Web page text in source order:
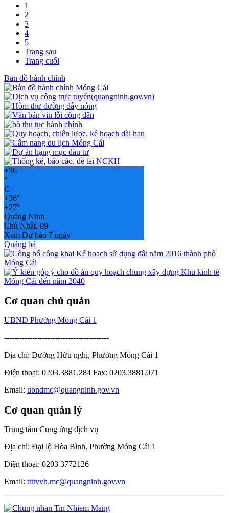
1
2
3
4
5
Trang sau
Trang cuối
Bản đồ hành chính
+36
°
C
+36°
+27°
Quảng Ninh
Chủ Nhật, 09
Xem Dự báo 7 ngày
Quảng bá
Cơ quan chủ quản
UBND Phường Móng Cái 1
-----------------------------------------
Địa chỉ: Đường Hữu nghị, Phường Móng Cái 1
Điện thoại: 0203.3881.284 Fax: 0203.3881.071
Email: ubndmc@quangninh.gov.vn
Cơ quan quản lý
Trung tâm Cung ứng dịch vụ
Địa chỉ: Đại lộ Hòa Bình, Phường Móng Cái 1
Điện thoại: 0203 3772126
Email: ttttvvh.mc@quangninh.gov.vn